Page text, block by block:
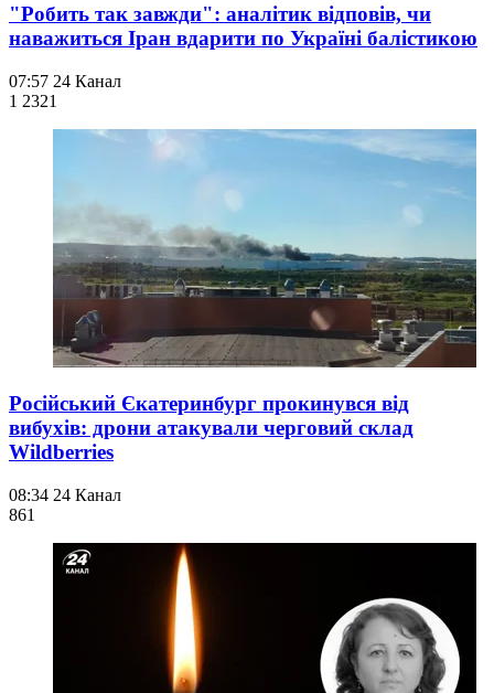
"Робить так завжди": аналітик відповів, чи
наважиться Іран вдарити по Україні балістикою
07:57 24 Канал
1 2321
Російський Єкатеринбург прокинувся від
вибухів: дрони атакували черговий склад
Wildberries
08:34 24 Канал
861